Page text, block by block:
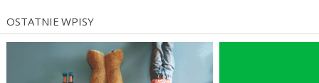
OSTATNIE WPISY